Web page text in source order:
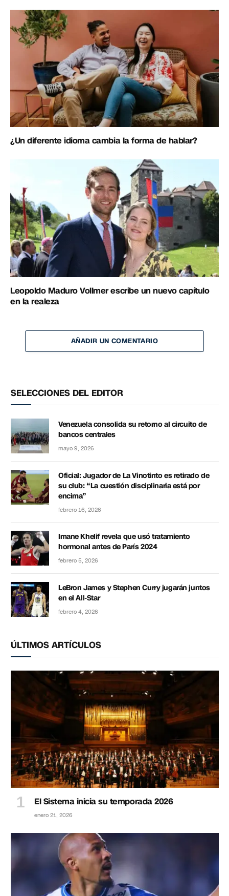
¿Un diferente idioma cambia la forma de hablar?
Leopoldo Maduro Vollmer escribe un nuevo capítulo
en la realeza
AÑADIR UN COMENTARIO
SELECCIONES DEL EDITOR
Venezuela consolida su retorno al circuito de
bancos centrales
mayo 9, 2026
Oficial: Jugador de La Vinotinto es retirado de
su club: “La cuestión disciplinaria está por
encima”
febrero 16, 2026
Imane Khelif revela que usó tratamiento
hormonal antes de París 2024
febrero 5, 2026
LeBron James y Stephen Curry jugarán juntos
en el All-Star
febrero 4, 2026
ÚLTIMOS ARTÍCULOS
El Sistema inicia su temporada 2026
enero 21, 2026